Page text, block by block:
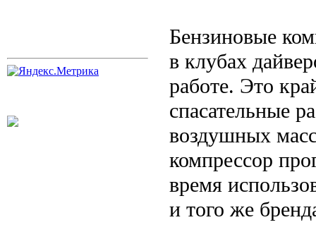
Бензиновые
в клубах
работе. Это
спасательные
воздушных
компрессор
время
и того же